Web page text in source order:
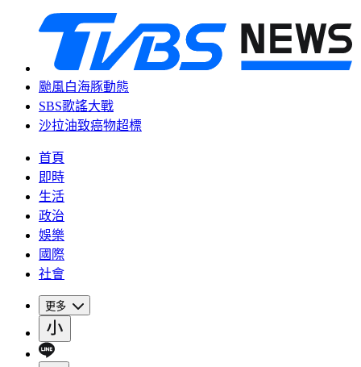
颱風白海豚動態
SBS歌謠大戰
沙拉油致癌物超標
首頁
即時
生活
政治
娛樂
國際
社會
更多